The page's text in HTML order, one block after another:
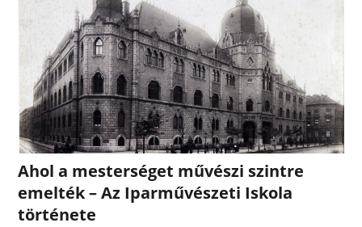
Ahol a mesterséget művészi szintre
emelték – Az Iparművészeti Iskola
története